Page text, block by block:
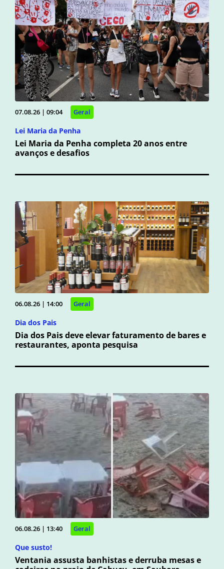
07.08.26 | 09:04 Geral
Lei Maria da Penha
Lei Maria da Penha completa 20 anos entre
avanços e desafios
06.08.26 | 14:00 Geral
Dia dos Pais
Dia dos Pais deve elevar faturamento de bares e
restaurantes, aponta pesquisa
06.08.26 | 13:40 Geral
Que susto!
Ventania assusta banhistas e derruba mesas e